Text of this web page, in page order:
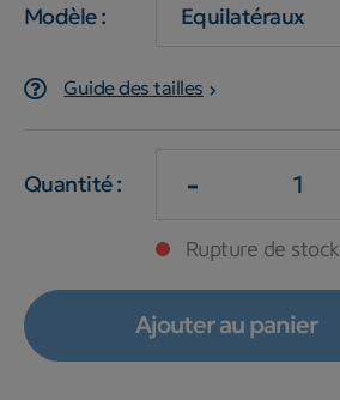
Modèle :
Guide des tailles
Quantité : -
Rupture de stock
Ajouter au panier